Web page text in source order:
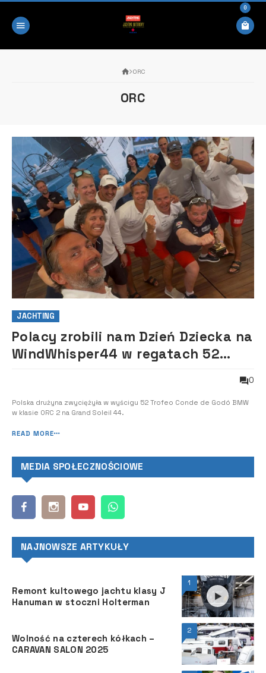
0
ORC
ORC
JACHTING
Polacy zrobili nam Dzień Dziecka na
WindWhisper44 w regatach 52
0
Polska drużyna zwyciężyła w wyścigu 52 Trofeo Conde de Godó BMW
w klasie ORC 2 na Grand Soleil 44.
READ MORE
MEDIA SPOŁECZNOŚCIOWE
NAJNOWSZE ARTYKUŁY
1
Remont kultowego jachtu klasy J
Hanuman w stoczni Holterman
2
Wolność na czterech kółkach –
CARAVAN SALON 2025